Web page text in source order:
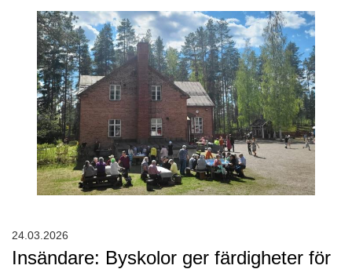
Insändare: Byskolor ger färdigheter för
24.03.2026